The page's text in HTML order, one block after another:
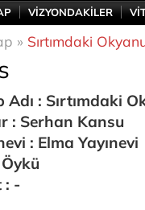
VİZYONDAKİLER
» Sırtımdaki
Adı : Sırtımdaki
: Serhan Kansu
: Elma Yayınevi
: -